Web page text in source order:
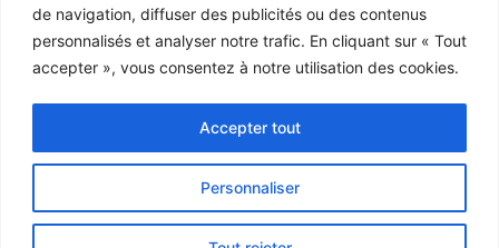
de navigation, diffuser des publicités ou des contenus
personnalisés et analyser notre trafic. En cliquant sur « Tout
accepter », vous consentez à notre utilisation des cookies.
Personnaliser
Accepter tout
E-mail : redaction@atlanticactu.com
E-mail : commercial@atlanticactu.com
Nous écrire Qui sommes-nous ?
Copyright © AtlanticActu.com. Tous droits réservés. Designed by